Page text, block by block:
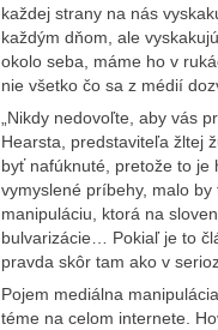
každej strany na nás
každým dňom, ale
okolo seba, máme ho v
nie všetko čo sa z médií
„Nikdy nedovoľte, aby vás
Hearsta, predstaviteľa žltej
byť nafúknuté, pretože to je
vymyslené príbehy, malo
manipuláciu, ktorá na
bulvarizácie… Pokiaľ je to
pravda skôr tam ako v
Pojem mediálna
téme na celom internete.